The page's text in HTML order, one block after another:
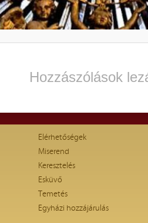
Hozzászólások
Elérhetőségek
Miserend
Keresztelés
Esküvő
Temetés
Egyházi hozzájárulás